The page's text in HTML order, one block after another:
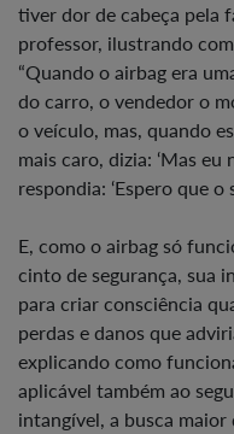
tiver dor de cabeça pela
professor, ilustrando
“Quando o airbag era
do carro, o vendedor o
o veículo, mas, quando
mais caro, dizia: ‘Mas eu
respondia: ‘Espero que o
E, como o airbag só
cinto de segurança, sua
para criar consciência
perdas e danos que
explicando como
aplicável também ao
intangível, a busca